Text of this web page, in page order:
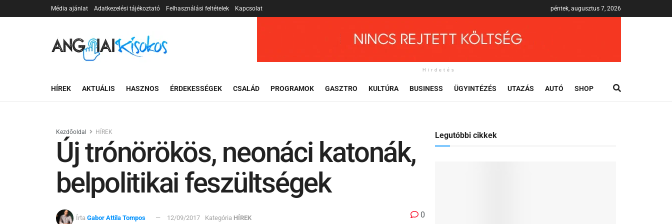
Média ajánlat Adatkezelési tájékoztató Felhasználási feltételek Kapcsolat péntek, augusztus 7, 2026
Hirdetés
HÍREK AKTUÁLIS HASZNOS ÉRDEKESSÉGEK CSALÁD PROGRAMOK GASZTRO KULTÚRA BUSINESS ÜGYINTÉZÉS UTAZÁS AUTÓ SHOP
Kezdőoldal HÍREK
Új trónörökös, neonáci katonák,
belpolitikai feszültségek
Írta Gabor Attila Tompos 12/09/2017 Kategória HÍREK 0
Legutóbbi cikkek